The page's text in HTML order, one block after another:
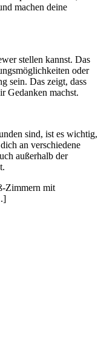
machen deine
stellen kannst. Das
oder
sein. Das zeigt, dass
Gedanken machst.
sind, ist es wichtig,
an verschiedene
außerhalb der
Zimmern mit